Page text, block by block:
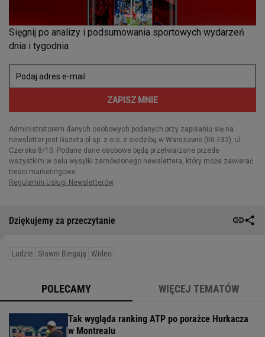
Dziękujemy za przeczytanie
Ludzie Sławni Biegają Wideo
POLECAMY WIĘCEJ TEMATÓW
Tak wygląda ranking ATP po porażce Hurkacza
w Montrealu